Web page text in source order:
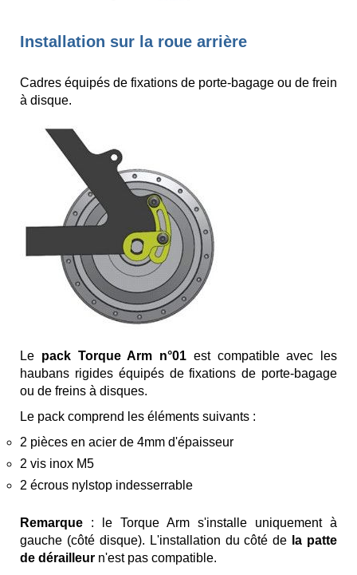
Installation sur la roue arrière
Cadres équipés de fixations de porte-bagage ou de frein
à disque.
Le pack Torque Arm n°01 est compatible avec les
haubans rigides équipés de fixations de porte-bagage
ou de freins à disques.
Le pack comprend les éléments suivants :
2 pièces en acier de 4mm d'épaisseur
2 vis inox M5
2 écrous nylstop indesserrable
Remarque : le Torque Arm s'installe uniquement à
gauche (côté disque). L'installation du côté de la patte
de dérailleur n'est pas compatible.